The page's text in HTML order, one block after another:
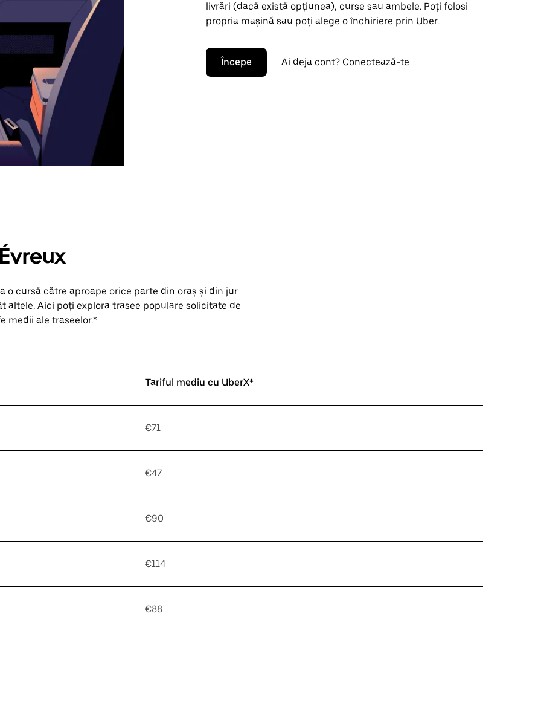
livrări (dacă există opțiunea), curse sau ambele. Poți folosi
propria mașină sau poți alege o închiriere prin Uber.
Începe Ai deja cont? Conectează-te
o cursă către aproape orice parte din oraș și din jur
altele. Aici poți explora trasee populare solicitate de
medii ale traseelor.*
Tariful mediu cu UberX*
€71
€47
€90
€114
€88